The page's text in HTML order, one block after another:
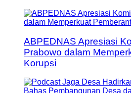
ABPEDNAS Apresiasi
Prabowo dalam
Korupsi